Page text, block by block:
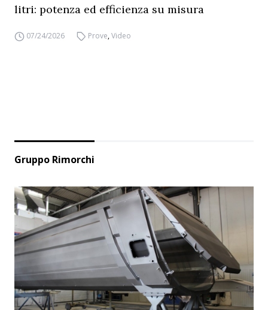
litri: potenza ed efficienza su misura
07/24/2026 Prove,Video
Gruppo Rimorchi